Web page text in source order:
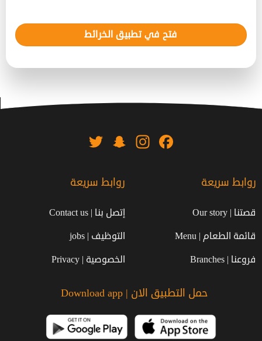
فتح في تطبيق الخرائط
Facebook
Instagram
Snapchat
روابط سريعة
قصتنا | Our story
قائمة الطعام | Menu
فروعنا | Branches
روابط سريعة
إتصل بنا | Contact us
التوظيف | jobs
الخصوصية | Privacy
حمل التطبيق الان | Download app